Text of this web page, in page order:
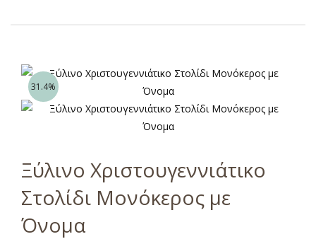
31.4%
Ξύλινο Χριστουγεννιάτικο
Στολίδι Μονόκερος με
Όνομα